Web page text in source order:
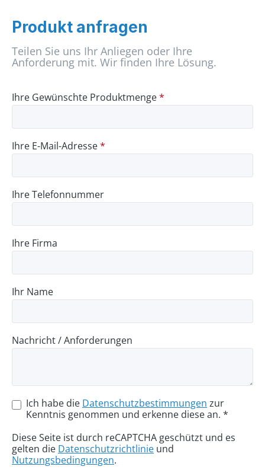
Produkt anfragen
Teilen Sie uns Ihr Anliegen oder Ihre
Anforderung mit. Wir finden Ihre Lösung.
Ihre Gewünschte Produktmenge*
Ihre E-Mail-Adresse*
Ihre Telefonnummer
Ihre Firma
Ihr Name
Nachricht / Anforderungen
Ich habe die Datenschutzbestimmungen zur
Kenntnis genommen und erkenne diese an. *
Diese Seite ist durch reCAPTCHA geschützt und es
gelten die Datenschutzrichtlinie und
Nutzungsbedingungen.